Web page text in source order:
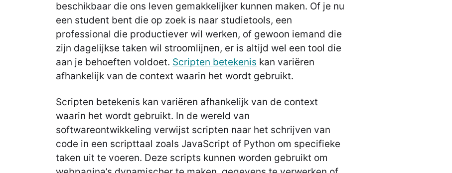
beschikbaar die ons leven gemakkelijker kunnen maken. Of je nu
een student bent die op zoek is naar studietools, een
professional die productiever wil werken, of gewoon iemand die
zijn dagelijkse taken wil stroomlijnen, er is altijd wel een tool die
aan je behoeften voldoet. Scripten betekenis kan variëren
afhankelijk van de context waarin het wordt gebruikt.
Scripten betekenis kan variëren afhankelijk van de context
waarin het wordt gebruikt. In de wereld van
softwareontwikkeling verwijst scripten naar het schrijven van
code in een scripttaal zoals JavaScript of Python om specifieke
taken uit te voeren. Deze scripts kunnen worden gebruikt om